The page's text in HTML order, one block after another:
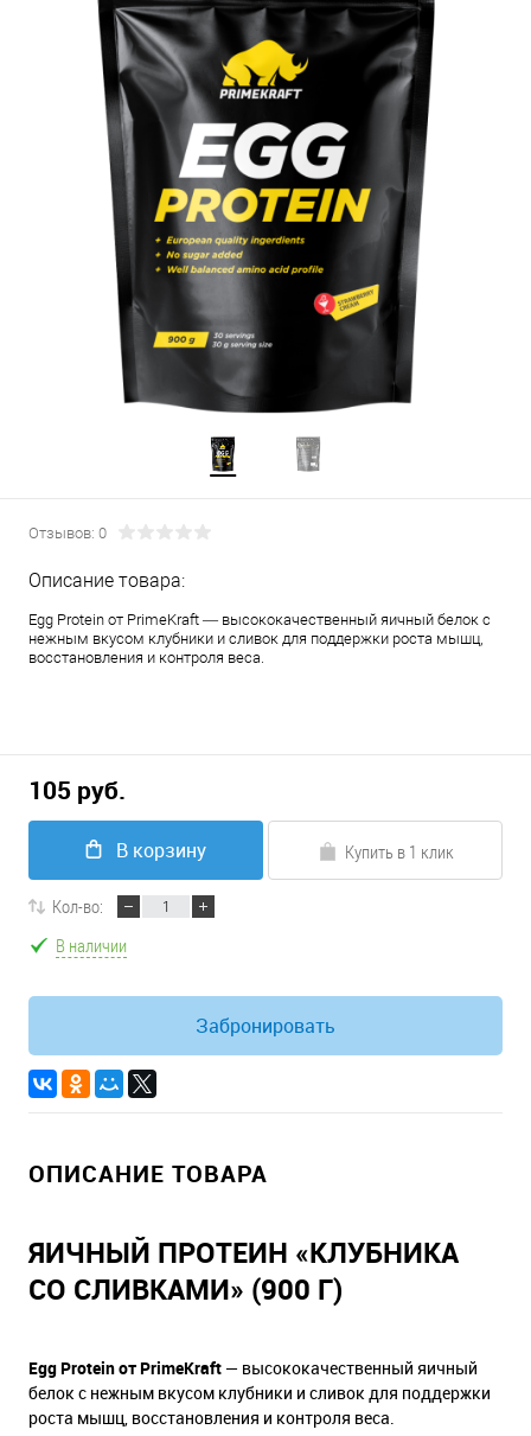
Отзывов: 0
Описание товара:
Egg Protein от PrimeKraft — высококачественный яичный белок с
нежным вкусом клубники и сливок для поддержки роста мышц,
восстановления и контроля веса.
105 руб.
В корзину Купить в 1 клик
Кол-во:
В наличии
Забронировать
ОПИСАНИЕ ТОВАРА
ЯИЧНЫЙ ПРОТЕИН «КЛУБНИКА
СО СЛИВКАМИ» (900 Г)
Egg Protein от PrimeKraft — высококачественный яичный
белок с нежным вкусом клубники и сливок для поддержки
роста мышц, восстановления и контроля веса.